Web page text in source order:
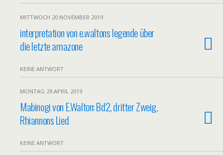
MITTWOCH 20.NOVEMBER 2019
interpretation von e.waltons legende über
die letzte amazone
KEINE ANTWORT
MONTAG 29.APRIL 2019
Mabinogi von E.Walton: Bd2, dritter Zweig,
Rhiannons Lied
KEINE ANTWORT